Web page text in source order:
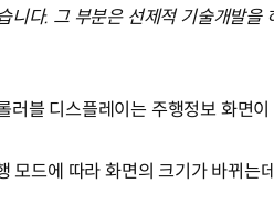
니다. 그 부분은 선제적 기술개발
러블 디스플레이는 주행정보 화면
모드에 따라 화면의 크기가 바뀌는